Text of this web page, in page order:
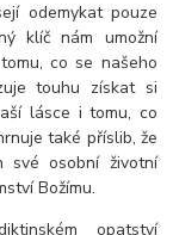
odemykat pouze
klíč nám umožní
co se našeho
touhu získat si
lásce i tomu, co
také příslib, že
své osobní životní
Božímu.
opatství